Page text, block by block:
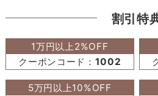
割引特
1万円以上2%OFF
クーポンコード： 1002
5万円以上10%OFF